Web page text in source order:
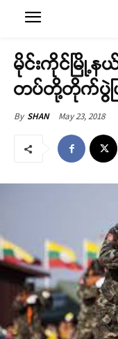
မိုင်းကိုင်မြို့န
တပ်တို့တိုက်ပွဲဖြ
By SHAN May 23, 2018